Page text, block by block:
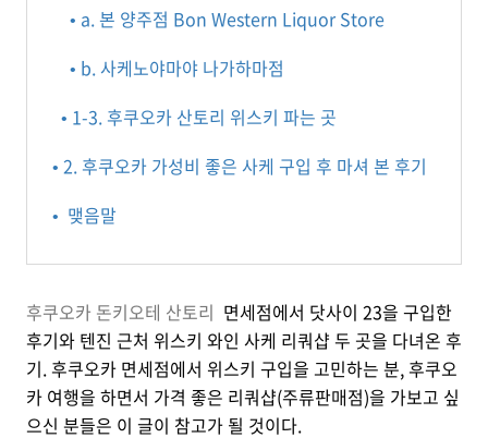
• a. 본 양주점 Bon Western Liquor Store
• b. 사케노야마야 나가하마점
• 1-3. 후쿠오카 산토리 위스키 파는 곳
• 2. 후쿠오카 가성비 좋은 사케 구입 후 마셔 본 후기
• 맺음말
후쿠오카 돈키오테 산토리 면세점에서 닷사이 23을 구입한
후기와 텐진 근처 위스키 와인 사케 리쿼샵 두 곳을 다녀온 후
기. 후쿠오카 면세점에서 위스키 구입을 고민하는 분, 후쿠오
카 여행을 하면서 가격 좋은 리쿼샵(주류판매점)을 가보고 싶
으신 분들은 이 글이 참고가 될 것이다.